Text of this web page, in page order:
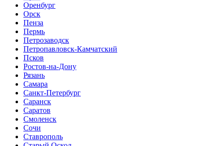
Оренбург
Орск
Пенза
Пермь
Петрозаводск
Петропавловск-Камчатский
Псков
Ростов-на-Дону
Рязань
Самара
Санкт-Петербург
Саранск
Саратов
Смоленск
Сочи
Ставрополь